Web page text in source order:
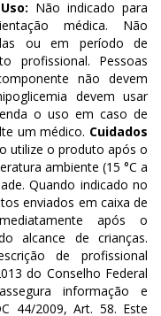
Não indicado para
médica. Não
ou em período de
profissional. Pessoas
não devem
devem usar
o uso em caso de
um médico. Cuidados
utilize o produto após o
ambiente (15 °C a
Quando indicado no
enviados em caixa de
após o
alcance de crianças.
de profissional
do Conselho Federal
informação e
44/2009, Art. 58. Este